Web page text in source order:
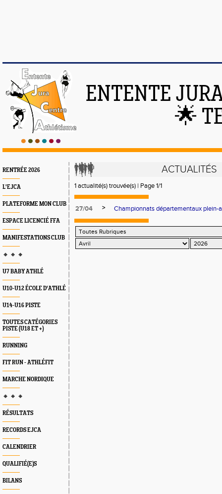
ENTENTE
🌟
RENTRÉE 2026
L'EJCA
PLATEFORME MON CLUB
ESPACE LICENCIÉ FFA
MANIFESTATIONS CLUB
🔸 🔸 🔸
U7 BABY ATHLÉ
U10-U12 ÉCOLE D'ATHLÉ
U14-U16 PISTE
TOUTES CATÉGORIES
PISTE (U18 ET +)
RUNNING
FIT RUN - ATHLÉFIT
MARCHE NORDIQUE
🔸 🔸 🔸
RÉSULTATS
RECORDS EJCA
CALENDRIER
QUALIFIÉ(E)S
BILANS
ACTUALITÉS
1 actualité(s) trouvée(s) | Page 1/1
27/04 > Championnats départementaux plein-